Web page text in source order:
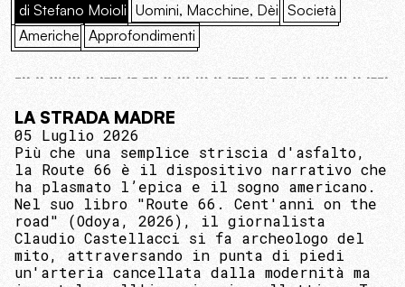
di Stefano Moioli Uomini, Macchine, Dèi Società
Americhe Approfondimenti
LA STRADA MADRE
05 Luglio 2026
Più che una semplice striscia d'asfalto,
la Route 66 è il dispositivo narrativo che
ha plasmato l’epica e il sogno americano.
Nel suo libro "Route 66. Cent'anni on the
road" (Odoya, 2026), il giornalista
Claudio Castellacci si fa archeologo del
mito, attraversando in punta di piedi
un'arteria cancellata dalla modernità ma